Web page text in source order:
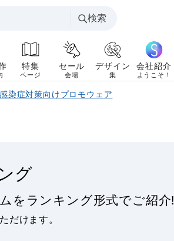
検索
特集
ページ
セール
会場
デザイン
集
会社紹介
ようこそ！
染症対策向けプロモウェア
グ
をランキング形式でご紹介!
だけます。